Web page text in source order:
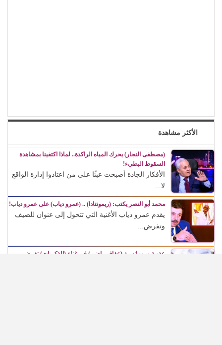
الأكثر مشاهدة
(مصطفى النجار) يحرك المياه الراكدة.. لماذا اكتفينا بمشاهدة
السقوط البطيء!
الأفكار الجادة أصبحت عبئًا على من اعتادوا إدارة الواقع
لا...
محمد أبو النصر يكتب: (ريمونتادا) .. (عمرو دياب) على عمرو دياب!
يقدم عمرو دياب الأغنية التي تتحول إلى عنوان للصيف
وتفرض...
عذوبة ورومانسية (عفاف راضي) في غناء (الذكريات) تفرض